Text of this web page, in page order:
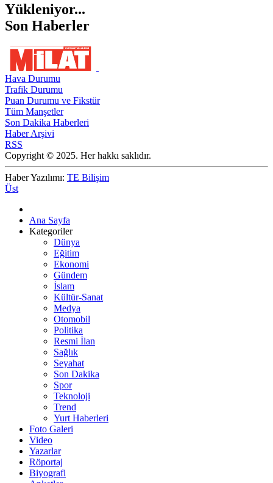
Yükleniyor...
Son Haberler
Hava Durumu
Trafik Durumu
Puan Durumu ve Fikstür
Tüm Manşetler
Son Dakika Haberleri
Haber Arşivi
RSS
Copyright © 2025. Her hakkı saklıdır.
Haber Yazılımı: TE Bilişim
Üst
Ana Sayfa
Kategoriler
Dünya
Eğitim
Ekonomi
Gündem
İslam
Kültür-Sanat
Medya
Otomobil
Politika
Resmi İlan
Sağlık
Seyahat
Son Dakika
Spor
Teknoloji
Trend
Yurt Haberleri
Foto Galeri
Video
Yazarlar
Röportaj
Biyografi